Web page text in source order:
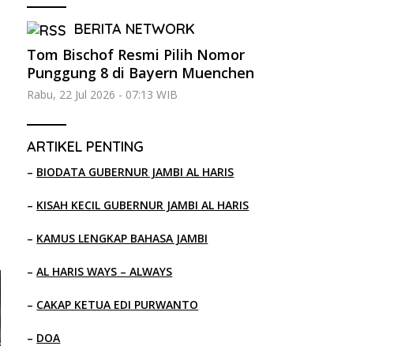
BERITA NETWORK
Tom Bischof Resmi Pilih Nomor
Punggung 8 di Bayern Muenchen
Rabu, 22 Jul 2026 - 07:13 WIB
ARTIKEL PENTING
– BIODATA GUBERNUR JAMBI AL HARIS
– KISAH KECIL GUBERNUR JAMBI AL HARIS
– KAMUS LENGKAP BAHASA JAMBI
–AL HARIS WAYS – ALWAYS
– CAKAP KETUA EDI PURWANTO
– DOA